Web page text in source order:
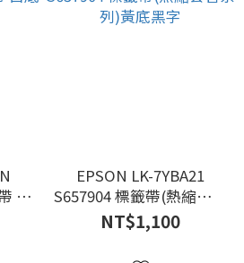
白
EPSON LK-7YBA21
S657904 標籤帶(熱縮套管
系列)黃底黑字
NT$1,100